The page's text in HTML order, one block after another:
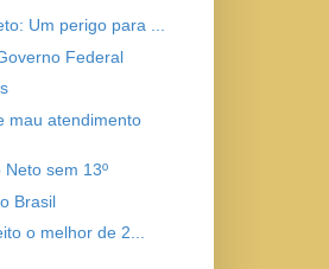
Um perigo para ...
Federal
mau atendimento
sem 13º
Brasil
o melhor de 2...